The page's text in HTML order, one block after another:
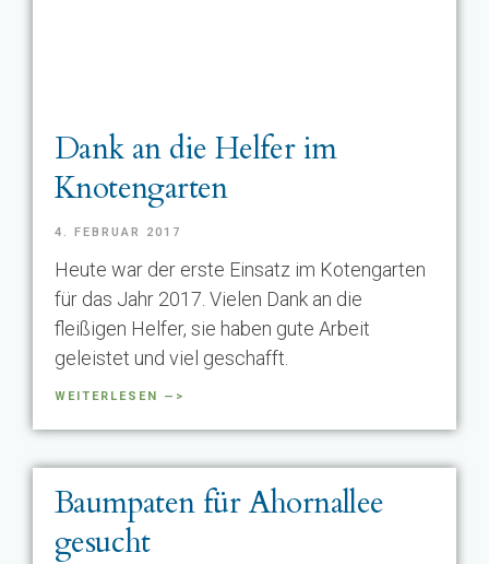
Dank an die Helfer im
Knotengarten
4. FEBRUAR 2017
Heute war der erste Einsatz im Kotengarten
für das Jahr 2017. Vielen Dank an die
fleißigen Helfer, sie haben gute Arbeit
geleistet und viel geschafft.
WEITERLESEN —>
Baumpaten für Ahornallee
gesucht